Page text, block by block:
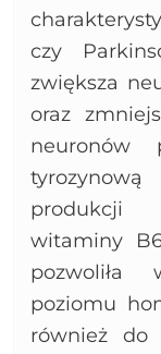
czy
zwiększa
oraz
neuronów
produkcji
witaminy
pozwoliła
poziomu
również do